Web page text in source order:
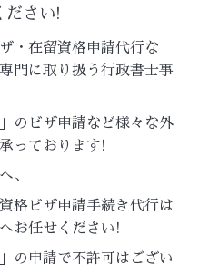
ださい!
・在留資格申請代行な
門に取り扱う行政書士事
のビザ申請など様々な外
っております!
、
格ビザ申請手続き代行は
お任せください!
の申請で不許可はござい